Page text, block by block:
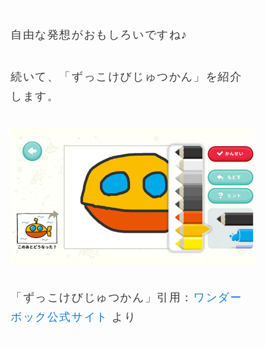
自由な発想がおもしろいですね♪
続いて、「ずっこけびじゅつかん」を紹介
します。
「ずっこけびじゅつかん」引用： ワンダー
ボック公式サイト
より